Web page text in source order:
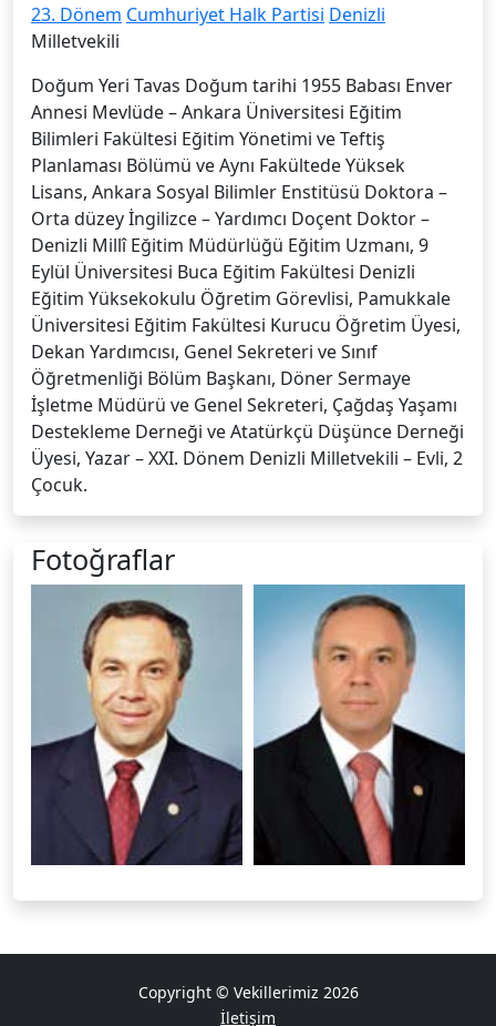
23. Dönem Cumhuriyet Halk Partisi Denizli
Milletvekili
Doğum Yeri Tavas Doğum tarihi 1955 Babası Enver
Annesi Mevlüde – Ankara Üniversitesi Eğitim
Bilimleri Fakültesi Eğitim Yönetimi ve Teftiş
Planlaması Bölümü ve Aynı Fakültede Yüksek
Lisans, Ankara Sosyal Bilimler Enstitüsü Doktora –
Orta düzey İngilizce – Yardımcı Doçent Doktor –
Denizli Millî Eğitim Müdürlüğü Eğitim Uzmanı, 9
Eylül Üniversitesi Buca Eğitim Fakültesi Denizli
Eğitim Yüksekokulu Öğretim Görevlisi, Pamukkale
Üniversitesi Eğitim Fakültesi Kurucu Öğretim Üyesi,
Dekan Yardımcısı, Genel Sekreteri ve Sınıf
Öğretmenliği Bölüm Başkanı, Döner Sermaye
İşletme Müdürü ve Genel Sekreteri, Çağdaş Yaşamı
Destekleme Derneği ve Atatürkçü Düşünce Derneği
Üyesi, Yazar – XXI. Dönem Denizli Milletvekili – Evli, 2
Çocuk.
Fotoğraflar
Copyright © Vekillerimiz 2026
İletişim